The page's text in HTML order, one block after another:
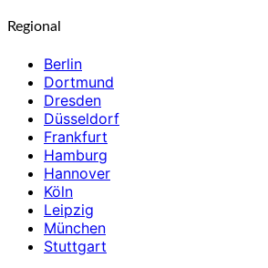
Regional
Berlin
Dortmund
Dresden
Düsseldorf
Frankfurt
Hamburg
Hannover
Köln
Leipzig
München
Stuttgart